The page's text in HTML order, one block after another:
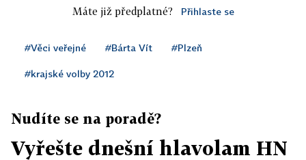
Máte již předplatné? Přihlaste se
#Věci veřejné #Bárta Vít #Plzeň
#krajské volby 2012
Nudíte se na poradě?
Vyřešte dnešní hlavolam HN